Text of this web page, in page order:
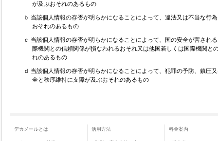
が及ぶおそれのあるもの
ｂ 当該個人情報の存否が明らかになることによって、違法又は不当な行
おそれのあるもの
ｃ 当該個人情報の存否が明らかになることによって、国の安全が害され
際機関との信頼関係が損なわれるおそれ又は他国若しくは国際機関と
れのあるもの
ｄ 当該個人情報の存否が明らかになることによって、犯罪の予防、鎮圧
全と秩序維持に支障が及ぶおそれのあるもの
デカメールとは 活用方法 料金案内